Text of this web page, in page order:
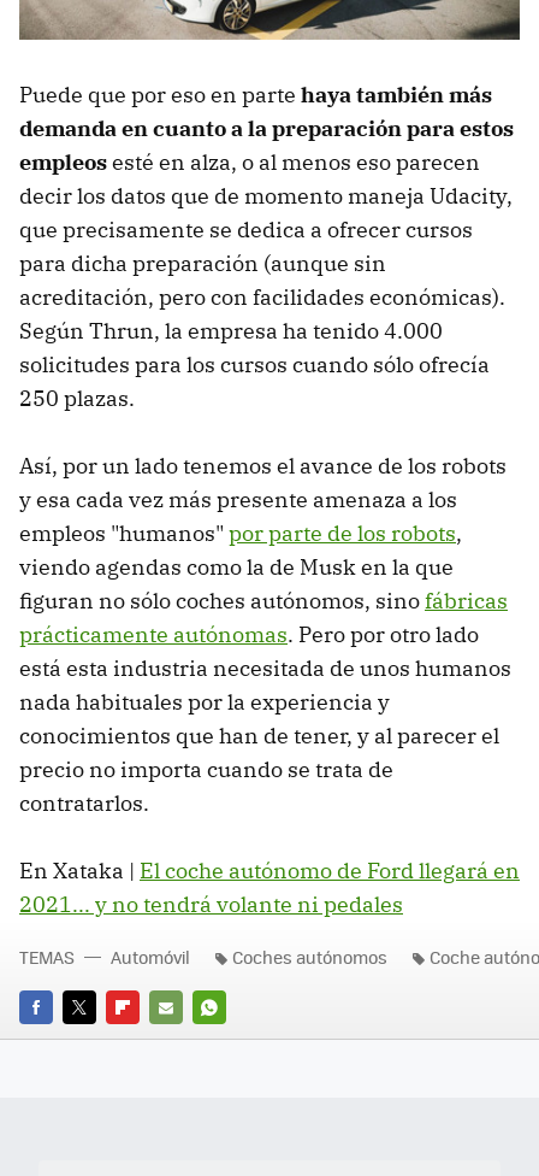
Puede que por eso en parte haya también más
demanda en cuanto a la preparación para estos
empleosesté en alza, o al menos eso parecen
decir los datos que de momento maneja Udacity,
que precisamente se dedica a ofrecer cursos
para dicha preparación (aunque sin
acreditación, pero con facilidades económicas).
Según Thrun, la empresa ha tenido 4.000
solicitudes para los cursos cuando sólo ofrecía
250 plazas.
Así, por un lado tenemos el avance de los robots
y esa cada vez más presente amenaza a los
empleos "humanos" por parte de los robots,
viendo agendas como la de Musk en la que
figuran no sólo coches autónomos, sinofábricas
prácticamente autónomas. Pero por otro lado
está esta industria necesitada de unos humanos
nada habituales por la experiencia y
conocimientos que han de tener, y al parecer el
precio no importa cuando se trata de
contratarlos.
En Xataka | El coche autónomo de Ford llegará en
2021... y no tendrá volante ni pedales
FACEBOOK
TWITTERFLIPBOARD
E-
WHATSAPP
TEMAS Automóvil Coches autónomos Coche